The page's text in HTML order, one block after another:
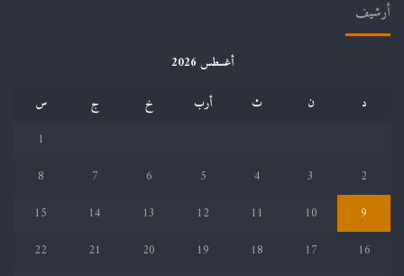
أرشيف
أغسطس 2026
د
ن ث أرب خ ج
س
1
2
3
4
5
6
7
8
9
10
11
12
13
14
15
16
17
18
19
20
21
22